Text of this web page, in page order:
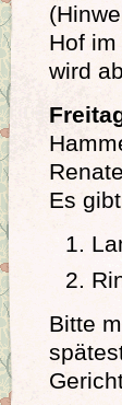
Hof
wird
Es
Bitte